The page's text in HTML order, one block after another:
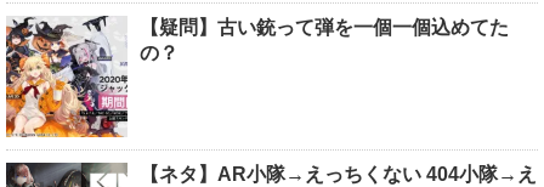
【疑問】古い銃って弾を一個一個込めてた
の？
【ネタ】AR小隊→えっちくない 404小隊→え